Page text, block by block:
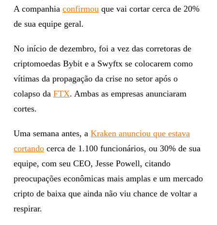
A companhia confirmou que vai cortar cerca de 20%
de sua equipe geral.
No início de dezembro, foi a vez das corretoras de
criptomoedas Bybit e a Swyftx se colocarem como
vítimas da propagação da crise no setor após o
colapso da FTX. Ambas as empresas anunciaram
cortes.
Uma semana antes, a Kraken anunciou que estava
cortando cerca de 1.100 funcionários, ou 30% de sua
equipe, com seu CEO, Jesse Powell, citando
preocupações econômicas mais amplas e um mercado
cripto de baixa que ainda não viu chance de voltar a
respirar.